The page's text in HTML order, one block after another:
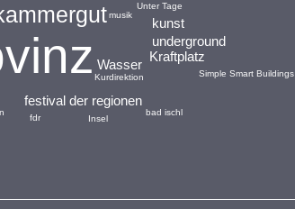
Wasser
Kraftplatz
festival der regionen
underground
kunst
Kurdirektion
fdr
Unter Tage
Insel
Simple Smart Buildings
bad ischl
musik